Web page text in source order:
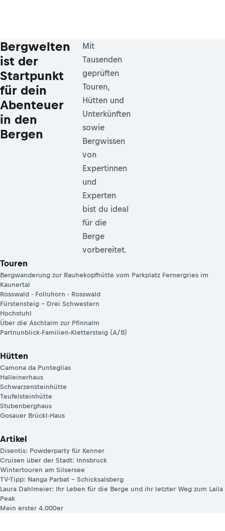
Bergwelten
ist der
Startpunkt
für dein
Abenteuer
in den
Bergen
Mit
Tausenden
geprüften
Touren,
Hütten und
Unterkünften
sowie
Bergwissen
von
Expertinnen
und
Experten
bist du ideal
für die
Berge
vorbereitet.
Touren
Bergwanderung zur Rauhekopfhütte vom Parkplatz Fernergries im
Kaunertal
Rosswald - Folluhorn - Rosswald
Fürstensteig – Drei Schwestern
Hochstuhl
Über die Aschtalm zur Pfinnalm
Partnunblick-Familien-Klettersteig (A/B)
Hütten
Camona da Punteglias
Halleinerhaus
Schwarzensteinhütte
Teufelsteinhütte
Stubenberghaus
Gosauer Brückl-Haus
Artikel
Disentis: Powderparty für Kenner
Cruisen über der Stadt: Innsbruck
Wintertouren am Silsersee
TV-Tipp: Nanga Parbat – Schicksalsberg
Laura Dahlmeier: Ihr Leben für die Berge und ihr letzter Weg zum Laila
Peak
Mein erster 4.000er